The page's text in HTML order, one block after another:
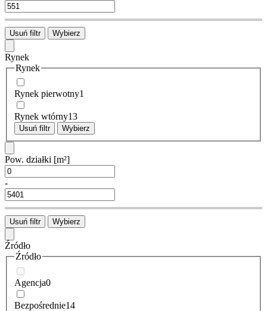
Usuń filtr Wybierz
Rynek
Rynek
Rynek pierwotny1
Rynek wtórny13
Usuń filtr Wybierz
Pow. działki [m²]
-
Usuń filtr Wybierz
Źródło
Źródło
Agencja0
Bezpośrednie14